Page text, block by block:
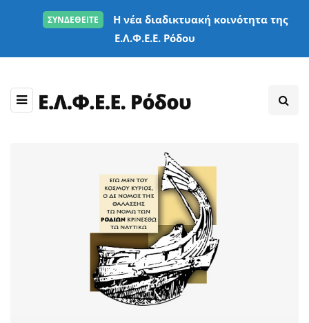
ΣΥΝΔΕΘΕΙΤΕ
Η νέα διαδικτυακή κοινότητα της
Ε.Λ.Φ.Ε.Ε. Ρόδου